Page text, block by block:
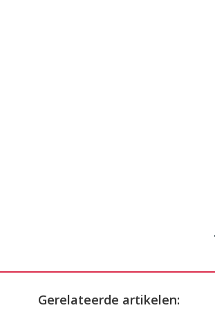
Gerelateerde artikelen: